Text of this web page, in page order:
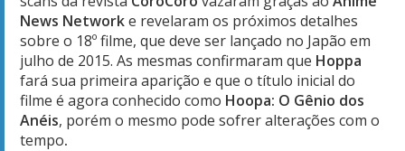
News Networke revelaram os próximos detalhes
sobre o 18º filme, que deve ser lançado no Japão em
julho de 2015. As mesmas confirmaram que Hoppa
fará sua primeira aparição e que o título inicial do
filme é agora conhecido como Hoopa: O Gênio dos
Anéis, porém o mesmo pode sofrer alterações com o
tempo.